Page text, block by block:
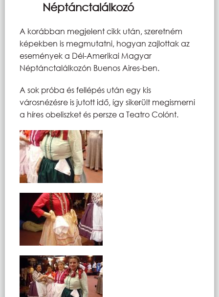
Néptánctalálkozó
A korábban megjelent cikk után, szeretném
képekben is megmutatni, hogyan zajlottak az
események a Dél-Amerikai Magyar
Néptánctalálkozón Buenos Aires-ben.
A sok próba és fellépés után egy kis
városnézésre is jutott idő, így sikerült megismerni
a híres obeliszket és persze a Teatro Colónt.